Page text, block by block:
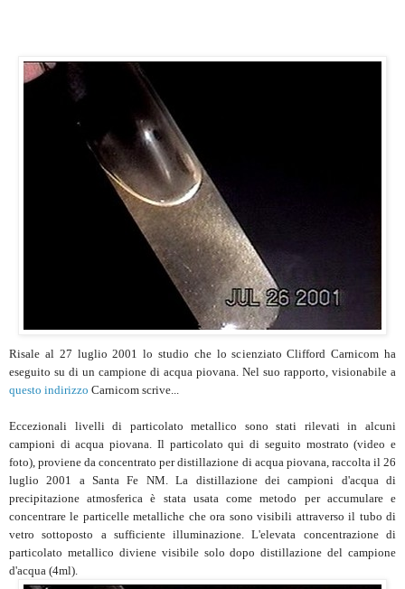
Risale al 27 luglio 2001 lo studio che lo scienziato Clifford Carnicom ha
eseguito su di un campione di acqua piovana. Nel suo rapporto, visionabile a
questo indirizzo Carnicom scrive...
Eccezionali livelli di particolato metallico sono stati rilevati in alcuni
campioni di acqua piovana. Il particolato qui di seguito mostrato (video e
foto), proviene da concentrato per distillazione di acqua piovana, raccolta il 26
luglio 2001 a Santa Fe NM. La distillazione dei campioni d'acqua di
precipitazione atmosferica è stata usata come metodo per accumulare e
concentrare le particelle metalliche che ora sono visibili attraverso il tubo di
vetro sottoposto a sufficiente illuminazione. L'elevata concentrazione di
particolato metallico diviene visibile solo dopo distillazione del campione
d'acqua (4ml).